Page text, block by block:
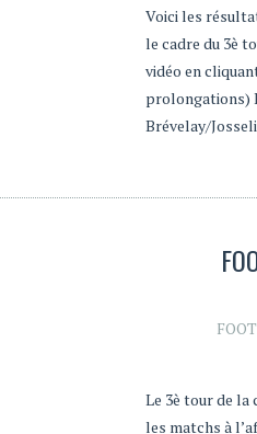
Voici les
le cadre du 3è
vidéo en
prolongations)
Brévelay/
Le 3è tour de la
les matchs à